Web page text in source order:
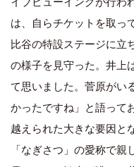
は、自らチケットを取っ
比谷の特設ステージに立
の様子を見守った。井上
て思いました。菅原がい
かったですね」と語って
越えられた大きな要因と
「なぎさつ」の愛称で